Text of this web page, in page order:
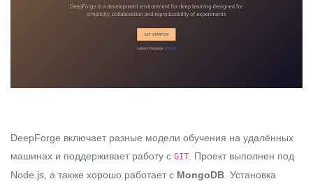
DeepForge включает разные модели обучения на удалённых
машинах и поддерживает работу с GIT . Проект выполнен под
Node.js, а также хорошо работает с MongoDB . Установка